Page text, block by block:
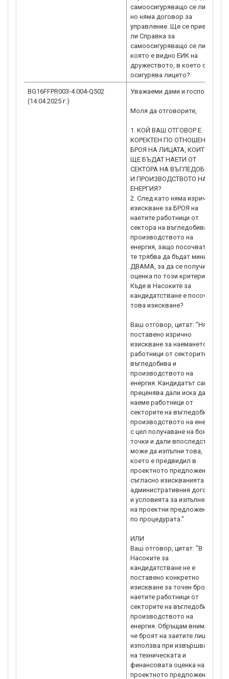
самоосигуряващо се лице,
но няма договор за
управление. Ще се приеме
ли Справка за
самоосигуряващо се лице, в
която е видно ЕИК на
дружеството, в което се
осигурява лицето?
BG16FFPR003-4.004-Q502
(14.04.2025 г.)
Уважаеми дами и господа,
Моля да отговорите,
1. КОЙ ВАШ ОТГОВОР Е
КОРЕКТЕН ПО ОТНОШЕНИЕ
БРОЯ НА ЛИЦАТА, КОИТО
ЩЕ БЪДАТ НАЕТИ ОТ
СЕКТОРА НА ВЪГЛЕДОБИВА
И ПРОИЗВОДСТВОТО НА
ЕНЕРГИЯ?
2. След като няма изрично
изискване за БРОЯ на
наетите работници от
сектора на въгледобива и
производството на
енергия, защо посочвате че
те трябва да бъдат минимум
ДВАМА, за да се получи
оценка по този критерий -
Къде в Насоките за
кандидатстване е посочено
това изискване?
Ваш отговор, цитат: "Няма
поставено изрично
изискване за наемането на
работници от секторите на
въгледобива и
производството на
енергия. Кандидатът сам
преценява дали иска да
наеме работници от
секторите на въгледобива и
производството на енергия
с цел получаване на бонус
точки и дали впоследствие
може да изпълни това,
което е предвидил в
проектното предложение,
съгласно изискванията на
административния договор
и условията за изпълнение
на проектни предложения
по процедурата."
ИЛИ
Ваш отговор, цитат: "В
Насоките за
кандидатстване не е
поставено конкретно
изискване за точен брой на
наетите работници от
секторите на въгледобива и
производството на
енергия. Обръщам внимание,
че броят на заетите лица се
използва при извършване
на техническата и
финансовата оценка на
проектното предложение."